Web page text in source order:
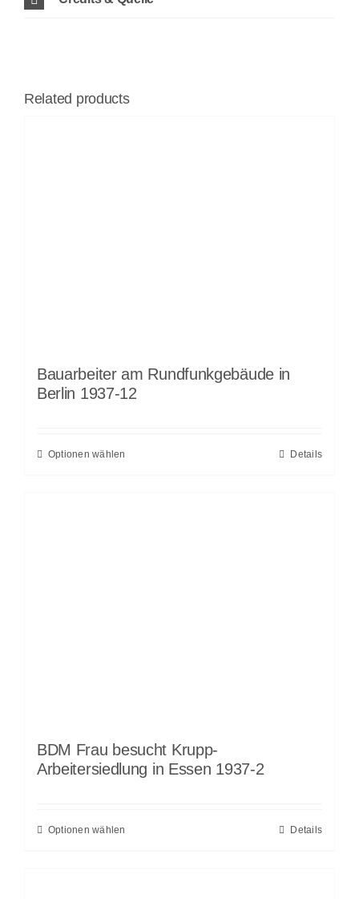
Related products
Bauarbeiter am Rundfunkgebäude in
Berlin 1937-12
Optionen wählen Details
BDM Frau besucht Krupp-
Arbeitersiedlung in Essen 1937-2
Optionen wählen Details